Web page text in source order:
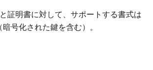
証明書に対して、サポートする書式は
号化された鍵を含む）。